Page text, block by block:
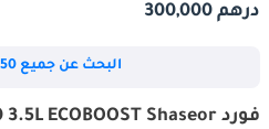
درهم 300,000
البحث عن جميع F 150 للبيع